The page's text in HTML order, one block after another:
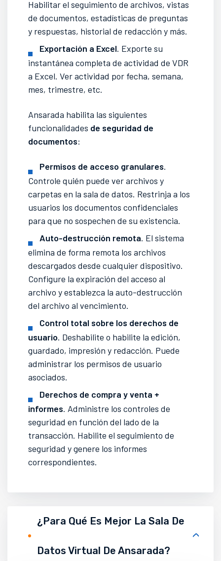
Habilitar el seguimiento de archivos, vistas
de documentos, estadísticas de preguntas
y respuestas, historial de redacción y más.
Exportación a Excel. Exporte su
instantánea completa de actividad de VDR
a Excel. Ver actividad por fecha, semana,
mes, trimestre, etc.
Ansarada habilita las siguientes
funcionalidades de seguridad de
documentos:
Permisos de acceso granulares.
Controle quién puede ver archivos y
carpetas en la sala de datos. Restrinja a los
usuarios los documentos confidenciales
para que no sospechen de su existencia.
Auto-destrucción remota. El sistema
elimina de forma remota los archivos
descargados desde cualquier dispositivo.
Configure la expiración del acceso al
archivo y establezca la auto-destrucción
del archivo al vencimiento.
Control total sobre los derechos de
usuario. Deshabilite o habilite la edición,
guardado, impresión y redacción. Puede
administrar los permisos de usuario
asociados.
Derechos de compra y venta +
informes. Administre los controles de
seguridad en función del lado de la
transacción. Habilite el seguimiento de
seguridad y genere los informes
correspondientes.
¿para Qué Es Mejor La Sala De
Datos Virtual De Ansarada?